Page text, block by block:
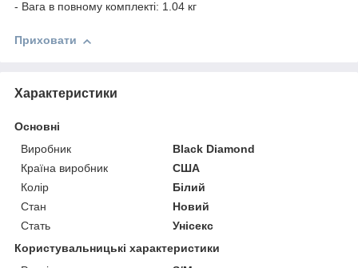
- Вага в повному комплекті: 1.04 кг
Приховати
Характеристики
Основні
Виробник
Black Diamond
Країна виробник
США
Колір
Білий
Стан
Новий
Стать
Унісекс
Користувальницькі характеристики